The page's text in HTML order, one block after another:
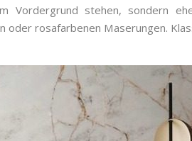
Vordergrund stehen, sondern
oder rosafarbenen Maserungen.